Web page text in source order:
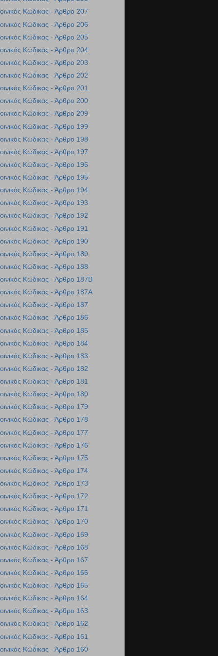
Κώδικας - Άρθρο 207
Κώδικας - Άρθρο 206
Κώδικας - Άρθρο 205
Κώδικας - Άρθρο 204
Κώδικας - Άρθρο 203
Κώδικας - Άρθρο 202
Κώδικας - Άρθρο 201
Κώδικας - Άρθρο 200
Κώδικας - Άρθρο 209
Κώδικας - Άρθρο 199
Κώδικας - Άρθρο 198
Κώδικας - Άρθρο 197
Κώδικας - Άρθρο 196
Κώδικας - Άρθρο 195
Κώδικας - Άρθρο 194
Κώδικας - Άρθρο 193
Κώδικας - Άρθρο 192
Κώδικας - Άρθρο 191
Κώδικας - Άρθρο 190
Κώδικας - Άρθρο 189
Κώδικας - Άρθρο 188
Κώδικας - Άρθρο 187Β
Κώδικας - Άρθρο 187Α
Κώδικας - Άρθρο 187
Κώδικας - Άρθρο 186
Κώδικας - Άρθρο 185
Κώδικας - Άρθρο 184
Κώδικας - Άρθρο 183
Κώδικας - Άρθρο 182
Κώδικας - Άρθρο 181
Κώδικας - Άρθρο 180
Κώδικας - Άρθρο 179
Κώδικας - Άρθρο 178
Κώδικας - Άρθρο 177
Κώδικας - Άρθρο 176
Κώδικας - Άρθρο 175
Κώδικας - Άρθρο 174
Κώδικας - Άρθρο 173
Κώδικας - Άρθρο 172
Κώδικας - Άρθρο 171
Κώδικας - Άρθρο 170
Κώδικας - Άρθρο 169
Κώδικας - Άρθρο 168
Κώδικας - Άρθρο 167
Κώδικας - Άρθρο 166
Κώδικας - Άρθρο 165
Κώδικας - Άρθρο 164
Κώδικας - Άρθρο 163
Κώδικας - Άρθρο 162
Κώδικας - Άρθρο 161
Κώδικας - Άρθρο 160